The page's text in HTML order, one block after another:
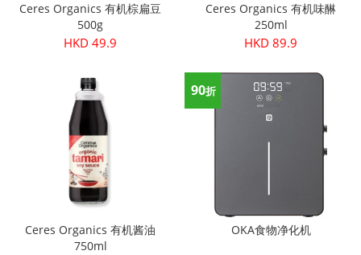
Ceres Organics 有机棕扁豆
500g
HKD 49.9
Ceres Organics 有机味醂
250ml
HKD 89.9
Ceres Organics 有机酱油
750ml
90折
OKA食物净化机